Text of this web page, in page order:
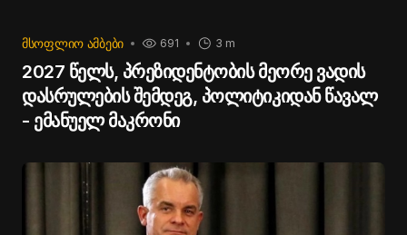
ᲛᲡᲝᲤᲚᲘᲝ ᲐᲛᲑᲔᲑᲘ 3 m
691
2027 წელს, პრეზიდენტობის მეორე ვადის
დასრულების შემდეგ, პოლიტიკიდან წავალ
- ემანუელ მაკრონი